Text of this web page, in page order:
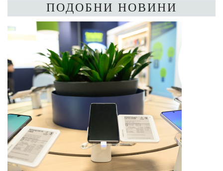
ПОДОБНИ НОВИНИ